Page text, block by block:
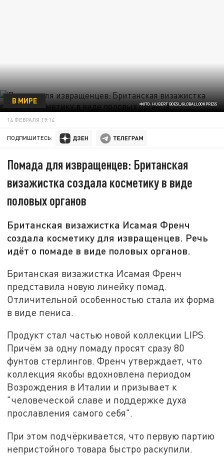
ФОТО: HUBERT BOESL/GLOBALLOOKPRESS
В МИРЕ
14 ФЕВРАЛЯ 19:14
ПОДПИШИТЕСЬ:
Помада для извращенцев: Британская
визажистка создала косметику в виде
половых органов
Британская визажистка Исамая Френч
создала косметику для извращенцев. Речь
идёт о помаде в виде половых органов.
Британская визажистка Исамая Френч
представила новую линейку помад.
Отличительной особенностью стала их форма
в виде пениса.
Продукт стал частью новой коллекции LIPS.
Причём за одну помаду просят сразу 80
фунтов стерлингов. Френч утверждает, что
коллекция якобы вдохновлена периодом
Возрождения в Италии и призывает к
"человеческой славе и поддержке духа
прославления самого себя".
При этом подчёркивается, что первую партию
непристойного товара быстро раскупили.